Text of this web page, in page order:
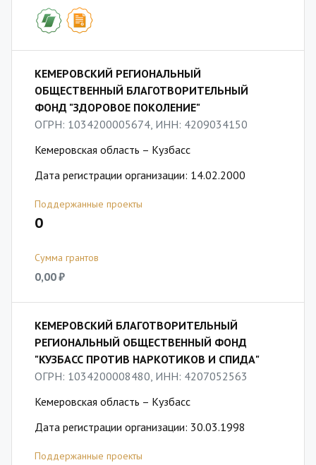
КЕМЕРОВСКИЙ РЕГИОНАЛЬНЫЙ
ОБЩЕСТВЕННЫЙ БЛАГОТВОРИТЕЛЬНЫЙ
ФОНД "ЗДОРОВОЕ ПОКОЛЕНИЕ"
ОГРН: 1034200005674, ИНН: 4209034150
Кемеровская область – Кузбасс
Дата регистрации организации: 14.02.2000
Поддержанные проекты
0
Сумма грантов
0,00 ₽
КЕМЕРОВСКИЙ БЛАГОТВОРИТЕЛЬНЫЙ
РЕГИОНАЛЬНЫЙ ОБЩЕСТВЕННЫЙ ФОНД
"КУЗБАСС ПРОТИВ НАРКОТИКОВ И СПИДА"
ОГРН: 1034200008480, ИНН: 4207052563
Кемеровская область – Кузбасс
Дата регистрации организации: 30.03.1998
Поддержанные проекты